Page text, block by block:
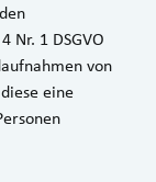
Nr. 1 DSGVO
von
eine